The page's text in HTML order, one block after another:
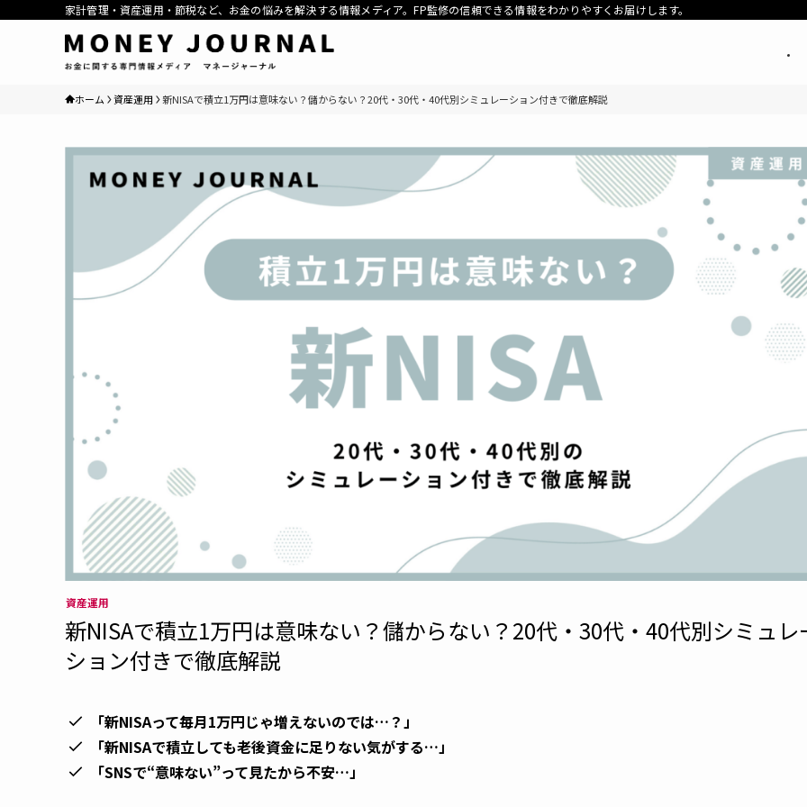
家計管理・資産運用・節税など、お金の悩みを解決する情報メディア。FP監修の信頼できる情報をわかりやすくお届けします。
ホーム 資産運用 新NISAで積立1万円は意味ない？儲からない？20代・30代・40代別シミュレーション付きで徹底解説
資産運用
新NISAで積立1万円は意味ない？儲からない？20代・30代・40代別シミュレ
ション付きで徹底解説
「新NISAって毎月1万円じゃ増えないのでは…？」
「新NISAで積立しても老後資金に足りない気がする…」
「SNSで“意味ない”って見たから不安…」